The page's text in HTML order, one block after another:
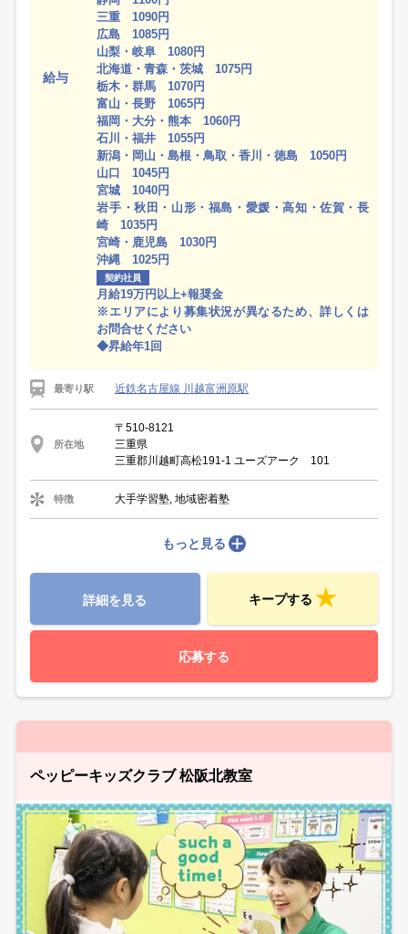
給与
三重 1090円
広島 1085円
山梨・岐阜 1080円
北海道・青森・茨城 1075円
栃木・群馬 1070円
富山・長野 1065円
福岡・大分・熊本 1060円
石川・福井 1055円
新潟・岡山・島根・鳥取・香川・徳島 1050円
山口 1045円
宮城 1040円
岩手・秋田・山形・福島・愛媛・高知・佐賀・長
崎 1035円
宮崎・鹿児島 1030円
沖縄 1025円
契約社員
月給19万円以上+報奨金
※エリアにより募集状況が異なるため、詳しくは
お問合せください
◆昇給年1回
最寄り駅 近鉄名古屋線 川越富洲原駅
所在地
〒510-8121
三重県
三重郡川越町高松191-1 ユーズアーク 101
特徴 大手学習塾, 地域密着塾
もっと見る
詳細を見る キープする
応募する
ペッピーキッズクラブ 松阪北教室